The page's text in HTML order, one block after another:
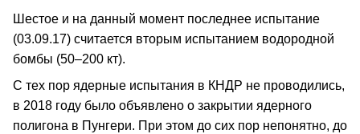
Шестое и на данный момент последнее испытание
(03.09.17) считается вторым испытанием водородной
бомбы (50–200 кт).
С тех пор ядерные испытания в КНДР не проводились,
в 2018 году было объявлено о закрытии ядерного
полигона в Пунгери. При этом до сих пор непонятно, до